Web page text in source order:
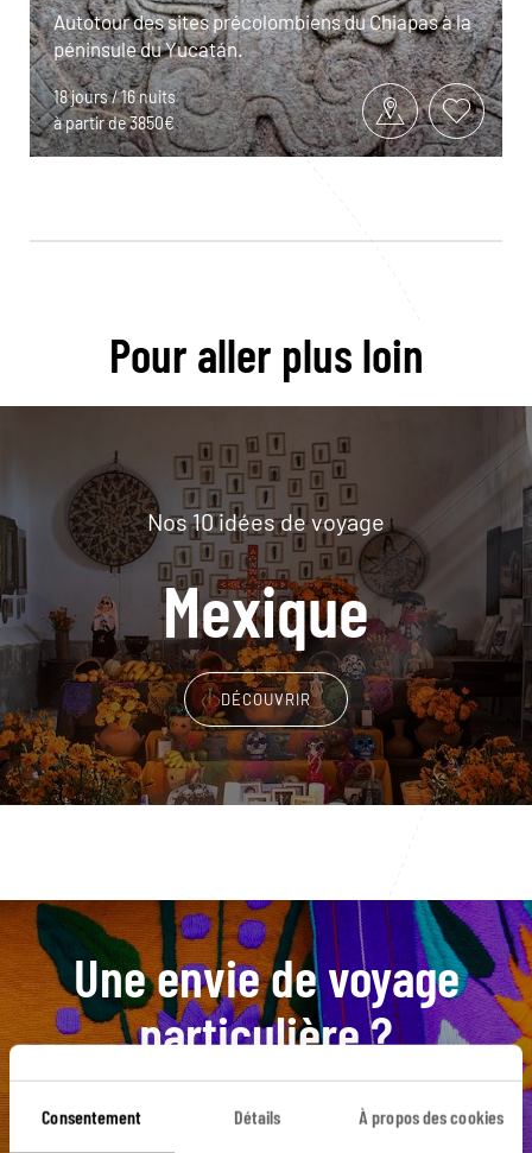
Consentement Détails À propos des cookies
Autotour des sites précolombiens du Chiapas à la
péninsule du Yucatán.
18 jours / 16 nuits
à partir de 3850€
Pour aller plus loin
Nos 10 idées de voyage
Mexique
DÉCOUVRIR
Une envie de voyage
particulière ?
Agua Azul Campeche Canyon de Sumidero